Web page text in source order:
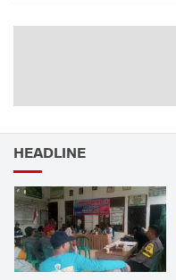
HEADLINE